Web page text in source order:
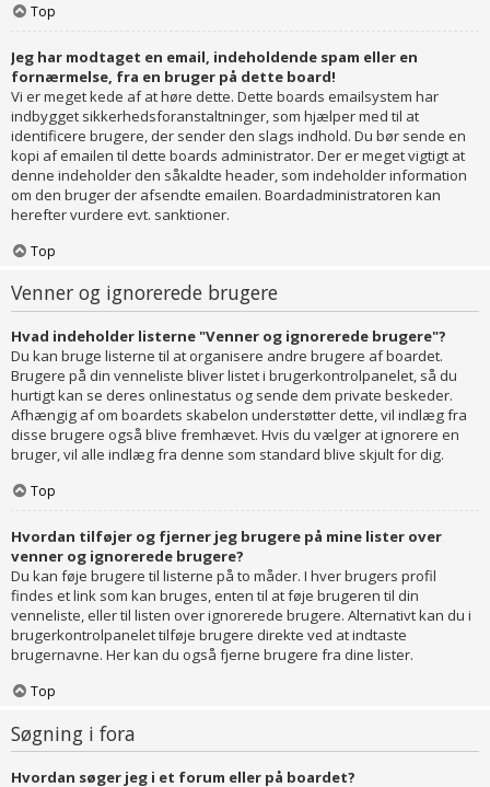
Top
Jeg har modtaget en email, indeholdende spam eller en
fornærmelse, fra en bruger på dette board!
Vi er meget kede af at høre dette. Dette boards emailsystem har
indbygget sikkerhedsforanstaltninger, som hjælper med til at
identificere brugere, der sender den slags indhold. Du bør sende en
kopi af emailen til dette boards administrator. Der er meget vigtigt at
denne indeholder den såkaldte header, som indeholder information
om den bruger der afsendte emailen. Boardadministratoren kan
herefter vurdere evt. sanktioner.
Top
Venner og ignorerede brugere
Hvad indeholder listerne "Venner og ignorerede brugere"?
Du kan bruge listerne til at organisere andre brugere af boardet.
Brugere på din venneliste bliver listet i brugerkontrolpanelet, så du
hurtigt kan se deres onlinestatus og sende dem private beskeder.
Afhængig af om boardets skabelon understøtter dette, vil indlæg fra
disse brugere også blive fremhævet. Hvis du vælger at ignorere en
bruger, vil alle indlæg fra denne som standard blive skjult for dig.
Top
Hvordan tilføjer og fjerner jeg brugere på mine lister over
venner og ignorerede brugere?
Du kan føje brugere til listerne på to måder. I hver brugers profil
findes et link som kan bruges, enten til at føje brugeren til din
venneliste, eller til listen over ignorerede brugere. Alternativt kan du i
brugerkontrolpanelet tilføje brugere direkte ved at indtaste
brugernavne. Her kan du også fjerne brugere fra dine lister.
Top
Søgning i fora
Hvordan søger jeg i et forum eller på boardet?